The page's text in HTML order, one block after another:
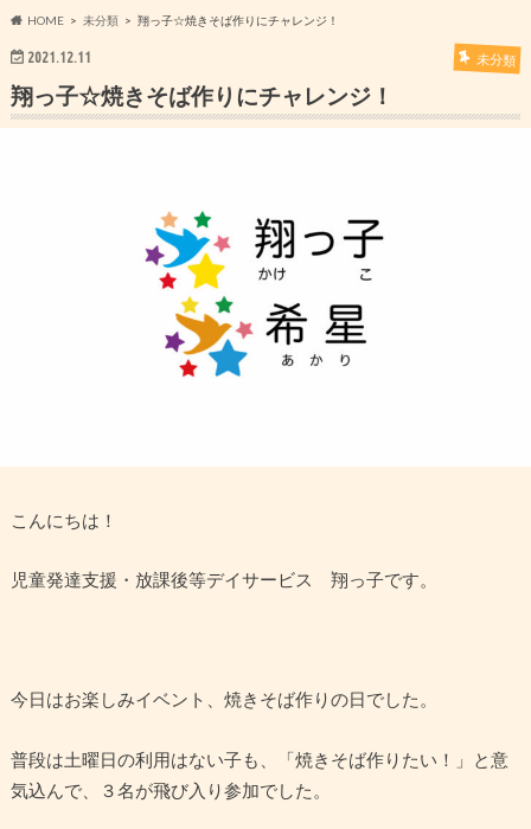
HOME 未分類 翔っ子☆焼きそば作りにチャレンジ！
2021.12.11 未分類
翔っ子☆焼きそば作りにチャレンジ！
こんにちは！
児童発達支援・放課後等デイサービス 翔っ子です。
今日はお楽しみイベント、焼きそば作りの日でした。
普段は土曜日の利用はない子も、「焼きそば作りたい！」と意
気込んで、３名が飛び入り参加でした。